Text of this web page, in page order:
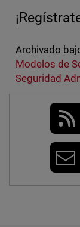
Archivado
Modelos de
Seguridad